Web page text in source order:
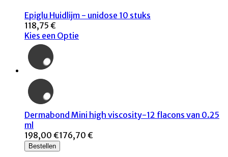
Epiglu Huidlijm - unidose 10 stuks
118,75 €
Kies een Optie
Dermabond Mini high viscosity-12 flacons van 0.25
ml
198,00 €176,70 €
Bestellen